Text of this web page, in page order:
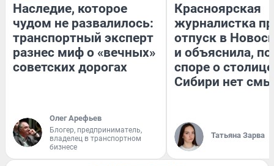
Наследие, которое
чудом не развалилось:
транспортный эксперт
разнес миф о «вечных»
советских дорогах
Олег Арефьев
Блогер, предприниматель,
владелец в транспортном
бизнесе
Красноярская
журналистка
отпуск в
и объяснила,
споре о столице
Сибири нет
Татьяна Зарва